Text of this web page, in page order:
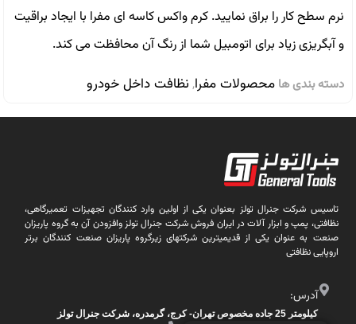
نرم سطح کار را براق نمایید. کرم واکس کاسه ای مفرا با ایجاد براقیت
و آبگریزی زیاد برای اتومبیل شما از رنگ آن محافظت می کند.
دسته بندی ها محصولات مفرا, نظافت داخل خودرو
تاسیس شرکت جنرال تولز بعنوان یکی از اولین وارد کنندگان تجهیزات تعمیرگاهی،
نظافتی، پمپ و ابزار آلات در ایران فروش شرکت جنرال تولز وافزودن آن به گروه پاریزان
صنعت به عنوان یکی از قدیمیترین شرکتهای زیرگروه پاریزان صنعت کنندگان برتر
اروپایی نظافتی
آدرس:
کیلومتر 25 جاده مخصوص تهران- کرج، گرمدره، شرکت جنرال تولز